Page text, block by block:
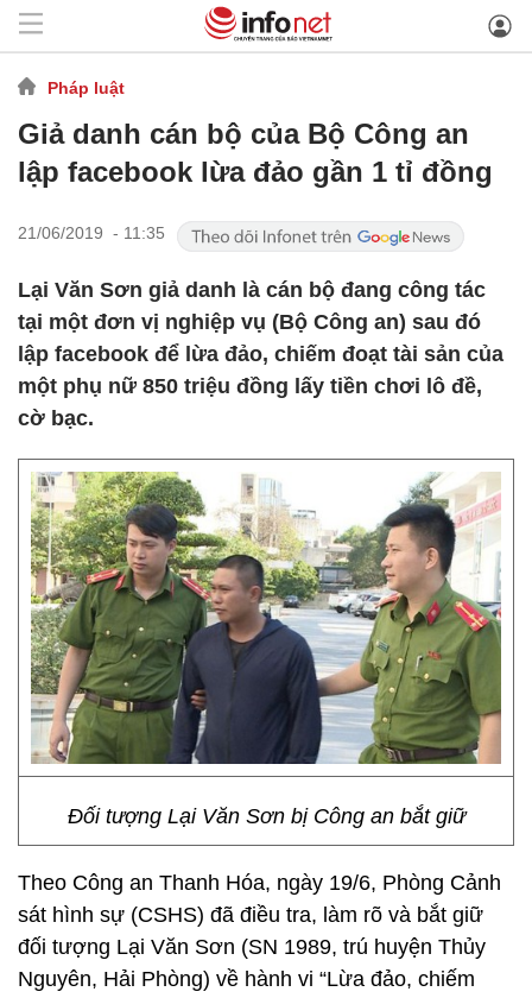
Pháp luật
Giả danh cán bộ của Bộ Công an
lập facebook lừa đảo gần 1 tỉ đồng
21/06/2019 - 11:35
Lại Văn Sơn giả danh là cán bộ đang công tác
tại một đơn vị nghiệp vụ (Bộ Công an) sau đó
lập facebook để lừa đảo, chiếm đoạt tài sản của
một phụ nữ 850 triệu đồng lấy tiền chơi lô đề,
cờ bạc.
Đối tượng Lại Văn Sơn bị Công an bắt giữ
Theo Công an Thanh Hóa, ngày 19/6, Phòng Cảnh
sát hình sự (CSHS) đã điều tra, làm rõ và bắt giữ
đối tượng Lại Văn Sơn (SN 1989, trú huyện Thủy
Nguyên, Hải Phòng) về hành vi “Lừa đảo, chiếm